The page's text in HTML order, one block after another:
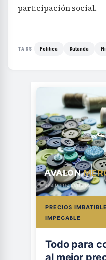
participación social.
TAGS Política Butanda
AVALON
avalonmerceria.es
PRECIOS
IMPECABLE
Todo para
al mejor